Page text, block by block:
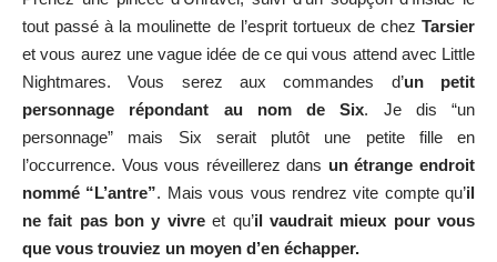
tout passé à la moulinette de l’esprit tortueux de chez Tarsier
et vous aurez une vague idée de ce qui vous attend avec Little
Nightmares. Vous serez aux commandes d’un petit
personnage répondant au nom de Six. Je dis “un
personnage” mais Six serait plutôt une petite fille en
l’occurrence. Vous vous réveillerez dans un étrange endroit
nommé “L’antre”. Mais vous vous rendrez vite compte qu’il
ne fait pas bon y vivreet qu’il vaudrait mieux pour vous
que vous trouviez un moyen d’en échapper.